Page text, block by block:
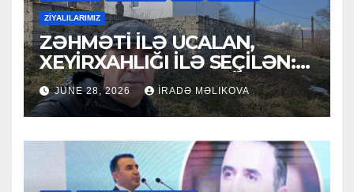
ZİYALILARIMIZ
ZƏHMƏTİ İLƏ UCALAN,
XEYİRXAHLIĞI İLƏ SEÇİLƏN:
HACI RAMAZAN QULİYEV
JUNE 28, 2026 İRADƏ MƏLIKOVA